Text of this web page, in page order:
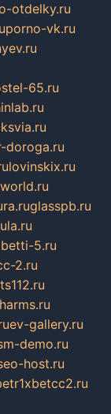
otdelky.ru
porno-vk.ru
65.ru
doroga.ru
lovinskix.ru
glasspb.ru
5.ru
2.ru
ev-gallery.ru
demo.ru
host.ru